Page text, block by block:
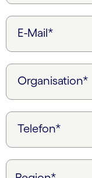
E-Mail*
Organisation*
Telefon*